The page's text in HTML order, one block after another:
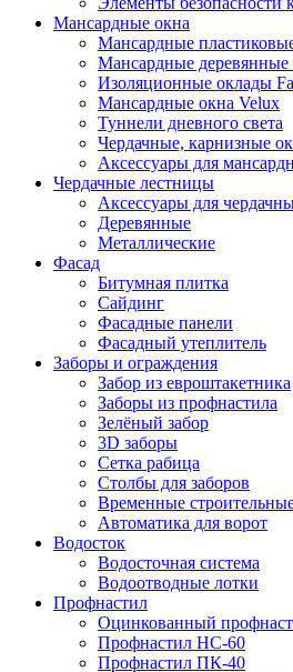
Мансардные окна
Мансардные
Мансардные деревянные
Изоляционные оклады
Мансардные окна Velux
Туннели дневного света
Чердачные, карнизные
Аксессуары для
Чердачные лестницы
Аксессуары для
Деревянные
Металлические
Фасад
Битумная плитка
Сайдинг
Фасадные панели
Фасадный утеплитель
Заборы и ограждения
Забор из евроштакетника
Заборы из профнастила
Зелёный забор
3D заборы
Сетка рабица
Столбы для заборов
Временные
Автоматика для ворот
Водосток
Водосточная система
Водоотводные лотки
Профнастил
Оцинкованный
Профнастил НС-60
Профнастил ПК-40